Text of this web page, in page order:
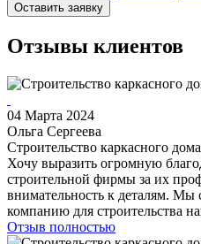
Оставить заявку
Отзывы клиентов
04 Марта 2024
Ольга Сергеева
Строительство каркасного дома
Хочу выразить огромную
строительной фирмы за их
внимательность к деталям.
компанию для строительства
Отзыв полностью